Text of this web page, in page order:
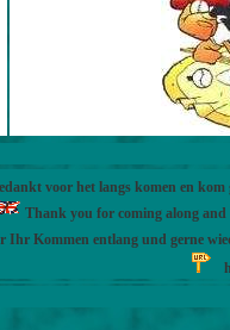
voor het langs komen en
Thank you for coming along and
Ihr Kommen entlang und gerne